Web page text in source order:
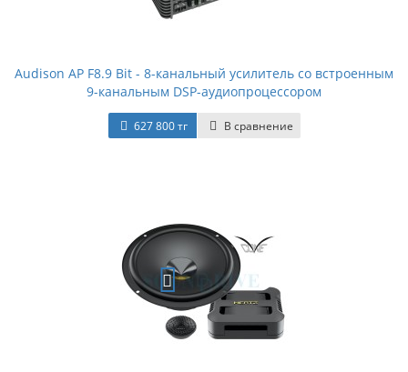
Audison AP F8.9 Bit - 8-канальный усилитель со встроенным
9-канальным DSP-аудиопроцессором
627 800 тг В сравнение